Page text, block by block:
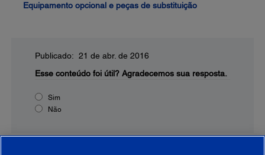
Equipamento opcional e peças de substituição
Publicado: 21 de abr. de 2016
Esse conteúdo foi útil? Agradecemos sua resposta.
Sim
Não